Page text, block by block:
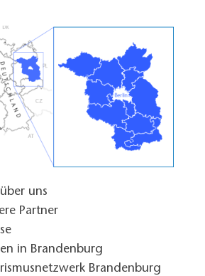
uns
Partner
in Brandenburg
Brandenburg